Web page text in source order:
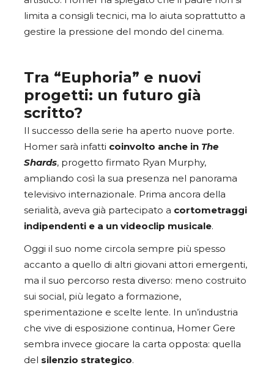
limita a consigli tecnici, ma lo aiuta soprattutto a
gestire la pressione del mondo del cinema.
Tra “Euphoria” e nuovi
progetti: un futuro già
scritto?
Il successo della serie ha aperto nuove porte.
Homer sarà infatti coinvolto anche in The
Shards, progetto firmato Ryan Murphy,
ampliando così la sua presenza nel panorama
televisivo internazionale. Prima ancora della
serialità, aveva già partecipato a cortometraggi
indipendenti e a un videoclip musicale.
Oggi il suo nome circola sempre più spesso
accanto a quello di altri giovani attori emergenti,
ma il suo percorso resta diverso: meno costruito
sui social, più legato a formazione,
sperimentazione e scelte lente. In un’industria
che vive di esposizione continua, Homer Gere
sembra invece giocare la carta opposta: quella
del silenzio strategico.